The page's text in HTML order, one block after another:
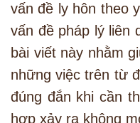
vấn đề ly hôn theo
vấn đề pháp lý liên
bài viết này nhằm
những việc trên từ
đúng đắn khi cần
hợp xảy ra không